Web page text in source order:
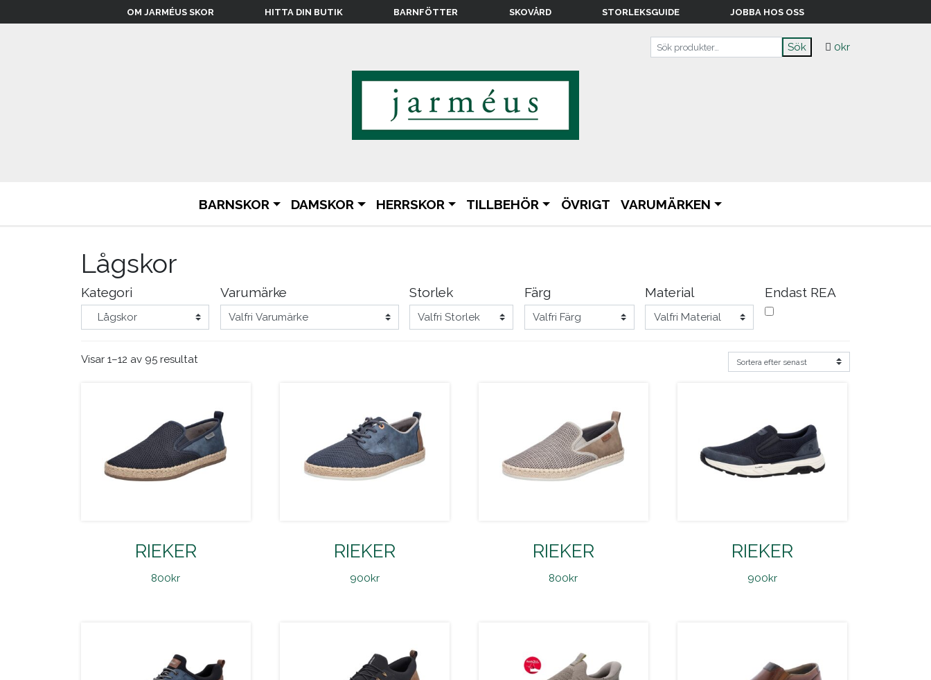
OM JARMÉUS SKOR HITTA DIN BUTIK BARNFÖTTER SKOVÅRD STORLEKSGUIDE JOBBA HOS OSS
Sök efter: Sök 0kr
BARNSKOR DAMSKOR HERRSKOR TILLBEHÖR ÖVRIGT VARUMÄRKEN
Lågskor
Kategori Varumärke Storlek Färg Material Endast REA
Visar 1–12 av 95 resultat
RIEKER
800kr
RIEKER
900kr
RIEKER
800kr
RIEKER
900kr